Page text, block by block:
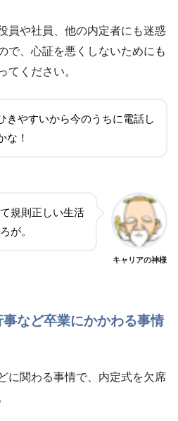
員や社員、他の内定者にも迷惑
で、心証を悪くしないためにも
てください。
きやすいから今のうちに電話し
な！
規則正しい生活
が。
キャリアの神様
など卒業にかかわる事情
に関わる事情で、内定式を欠席